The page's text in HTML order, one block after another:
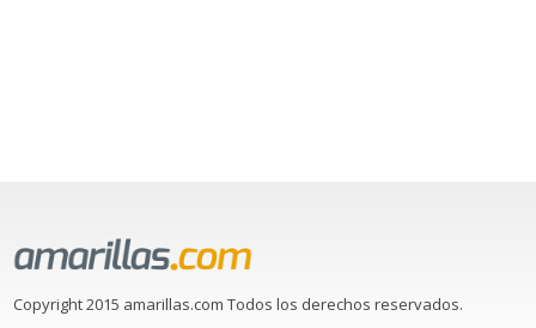
Copyright 2015 amarillas.com Todos los derechos reservados.